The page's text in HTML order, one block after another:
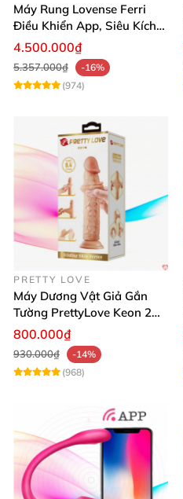
Máy Rung Lovense Ferri
Điều Khiển App, Siêu Kích
Thích, An Toàn
4.500.000₫
5.357.000₫
-16%
(974)
PRETTY LOVE
Máy Dương Vật Giả Gắn
Tường PrettyLove Keon 2
Lớp Da Siêu Thật
800.000₫
930.000₫
-14%
(968)